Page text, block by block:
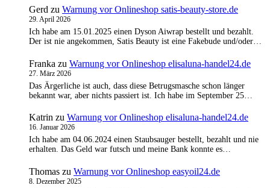
Gerd zu Warnung vor Onlineshop satis-beauty-store.de
29. April 2026
Ich habe am 15.01.2025 einen Dyson Aiwrap bestellt und bezahlt.
Der ist nie angekommen, Satis Beauty ist eine Fakebude und/oder…
Franka zu Warnung vor Onlineshop elisaluna-handel24.de
27. März 2026
Das Ärgerliche ist auch, dass diese Betrugsmasche schon länger
bekannt war, aber nichts passiert ist. Ich habe im September 25…
Katrin zu Warnung vor Onlineshop elisaluna-handel24.de
16. Januar 2026
Ich habe am 04.06.2024 einen Staubsauger bestellt, bezahlt und nie
erhalten. Das Geld war futsch und meine Bank konnte es…
Thomas zu Warnung vor Onlineshop easyoil24.de
8. Dezember 2025